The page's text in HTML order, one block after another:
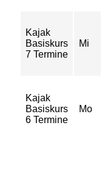
Kajak
Basiskurs
7 Termine
Mi
Kajak
Basiskurs
6 Termine
Mo